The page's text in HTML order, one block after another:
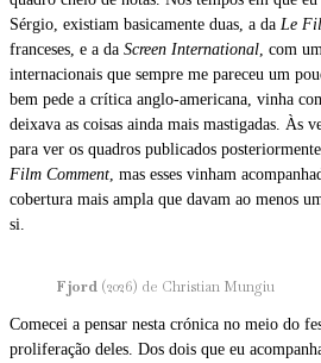
Sérgio, existiam basicamente duas, a da Le
franceses, e a da Screen International , com
internacionais que sempre me pareceu um
bem pede a crítica anglo-americana, vinha
deixava as coisas ainda mais mastigadas. Às
para ver os quadros publicados
Film Comment , mas esses vinham
cobertura mais ampla que davam ao menos
si.
Fjord (2026) de Christian Mungiu
Comecei a pensar nesta crónica no meio do
proliferação deles. Dos dois que eu